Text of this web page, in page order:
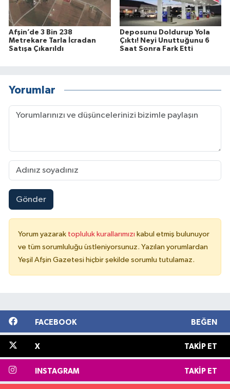
Afşin’de 3 Bin 238
Metrekare Tarla İcradan
Satışa Çıkarıldı
Deposunu Doldurup Yola
Çıktı! Neyi Unuttuğunu 6
Saat Sonra Fark Etti
Yorumlar
Gönder
Yorum yazarak topluluk kurallarımızı kabul etmiş bulunuyor
ve tüm sorumluluğu üstleniyorsunuz. Yazılan yorumlardan
Yeşil Afşin Gazetesi hiçbir şekilde sorumlu tutulamaz.
FACEBOOK BEĞEN
X TAKIP ET
INSTAGRAM TAKIP ET